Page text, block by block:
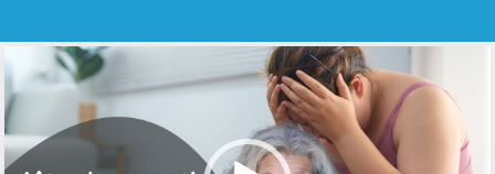
Video
přehrávač